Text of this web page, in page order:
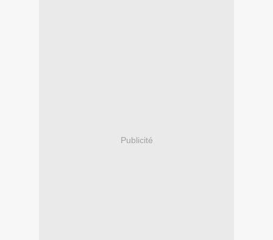
Publicité